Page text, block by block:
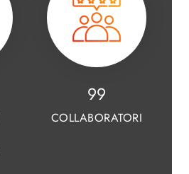
119
COLLABORATORI